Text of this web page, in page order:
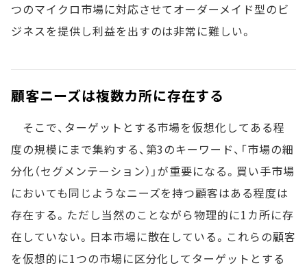
つのマイクロ市場に対応させてオーダーメイド型のビ
ジネスを提供し利益を出すのは非常に難しい。
顧客ニーズは複数カ所に存在する
そこで、ターゲットとする市場を仮想化してある程
度の規模にまで集約する、第3のキーワード、「市場の細
分化（セグメンテーション）」が重要になる。買い手市場
においても同じようなニーズを持つ顧客はある程度は
存在する。ただし当然のことながら物理的に1カ所に存
在していない。日本市場に散在している。これらの顧客
を仮想的に1つの市場に区分化してターゲットとする